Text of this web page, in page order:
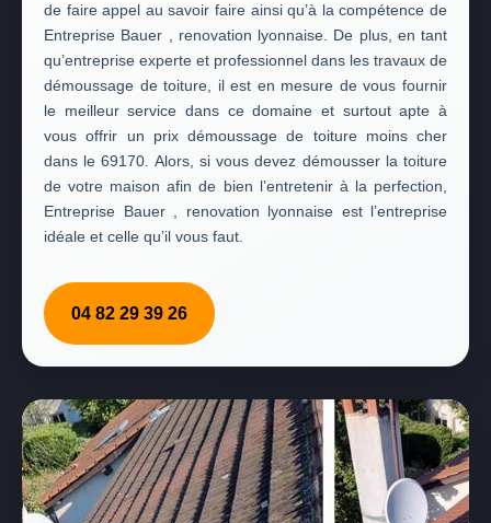
de faire appel au savoir faire ainsi qu’à la compétence de
Entreprise Bauer , renovation lyonnaise. De plus, en tant
qu’entreprise experte et professionnel dans les travaux de
démoussage de toiture, il est en mesure de vous fournir
le meilleur service dans ce domaine et surtout apte à
vous offrir un prix démoussage de toiture moins cher
dans le 69170. Alors, si vous devez démousser la toiture
de votre maison afin de bien l’entretenir à la perfection,
Entreprise Bauer , renovation lyonnaise est l’entreprise
idéale et celle qu’il vous faut.
04 82 29 39 26